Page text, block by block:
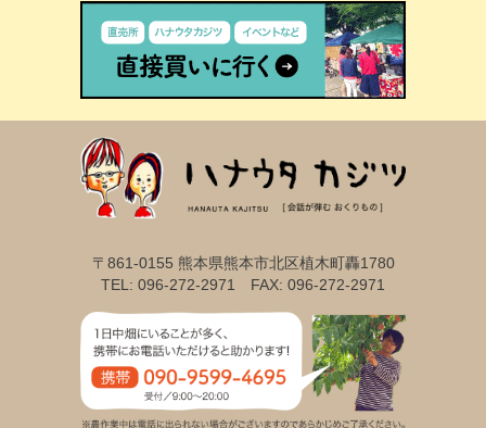
〒861-0155 熊本県熊本市北区植木町轟1780
TEL: 096-272-2971 FAX: 096-272-2971